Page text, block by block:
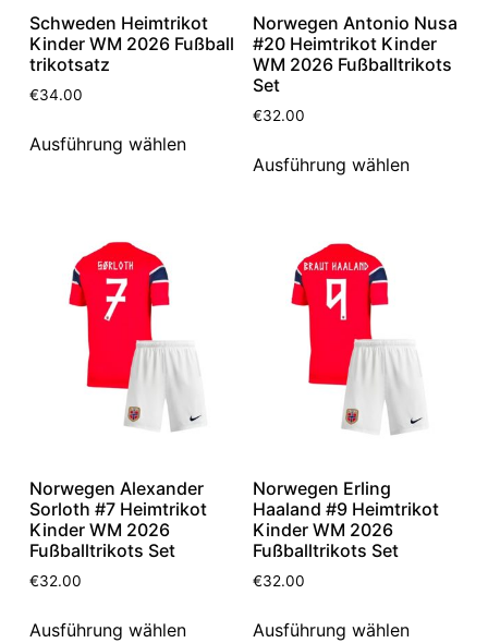
Schweden Heimtrikot
Kinder WM 2026 Fußball
trikotsatz
€34.00
Ausführung wählen
Norwegen Antonio Nusa
#20 Heimtrikot Kinder
WM 2026 Fußballtrikots
Set
€32.00
Ausführung wählen
Norwegen Alexander
Sorloth #7 Heimtrikot
Kinder WM 2026
Fußballtrikots Set
€32.00
Ausführung wählen
Norwegen Erling
Haaland #9 Heimtrikot
Kinder WM 2026
Fußballtrikots Set
€32.00
Ausführung wählen